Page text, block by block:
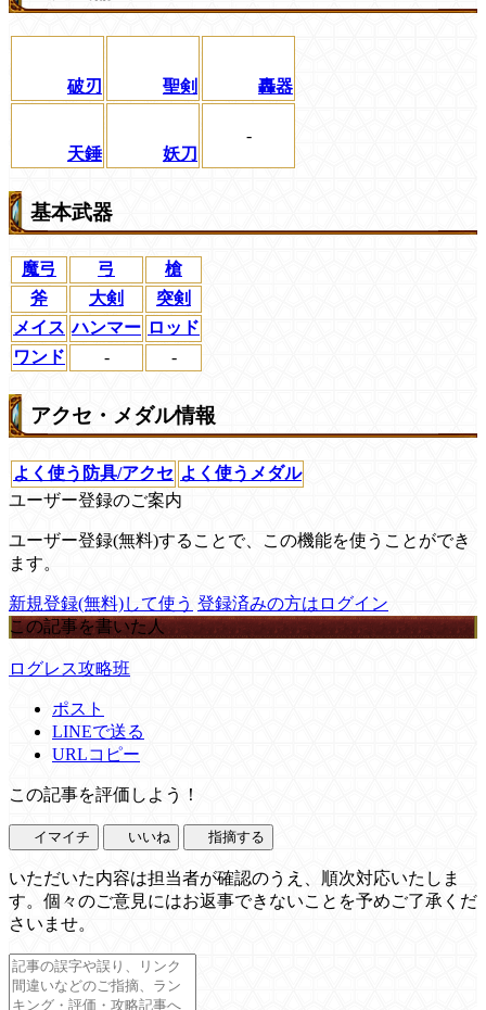
破刃 聖剣 轟器
天錘 妖刀
-
基本武器
魔弓 弓
槍
斧
大剣
突剣
メイス ハンマー ロッド
ワンド
- -
アクセ・メダル情報
よく使う防具/アクセ よく使うメダル
ユーザー登録のご案内
ユーザー登録(無料)することで、この機能を使うことができ
ます。
新規登録(無料)して使う 登録済みの方はログイン
この記事を書いた人
ログレス攻略班
ポスト
LINEで送る
URLコピー
この記事を評価しよう！
イマイチ いいね 指摘する
いただいた内容は担当者が確認のうえ、順次対応いたしま
す。個々のご意見にはお返事できないことを予めご了承くだ
さいませ。